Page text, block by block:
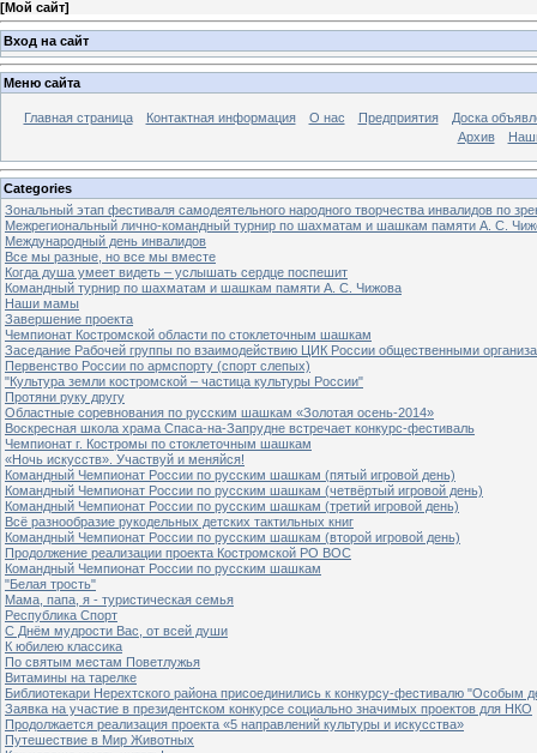
[Мой сайт]
Вход на сайт
Меню сайта
Главная страница Контактная информация О нас Предприятия
Доска
Архив
Categories
Зональный этап фестиваля самодеятельного народного творчества инвалидов по
Межрегиональный лично-командный турнир по шахматам и шашкам памяти А. С.
Международный день инвалидов
Все мы разные, но все мы вместе
Когда душа умеет видеть – услышать сердце поспешит
Командный турнир по шахматам и шашкам памяти А. С. Чижова
Наши мамы
Завершение проекта
Чемпионат Костромской области по стоклеточным шашкам
Заседание Рабочей группы по взаимодействию ЦИК России общественными
Первенство России по армспорту (спорт слепых)
"Культура земли костромской – частица культуры России"
Протяни руку другу
Областные соревнования по русским шашкам «Золотая осень-2014»
Воскресная школа храма Спаса-на-Запрудне встречает конкурс-фестиваль
Чемпионат г. Костромы по стоклеточным шашкам
«Ночь искусств». Участвуй и меняйся!
Командный Чемпионат России по русским шашкам (пятый игровой день)
Командный Чемпионат России по русским шашкам (четвёртый игровой день)
Командный Чемпионат России по русским шашкам (третий игровой день)
Всё разнообразие рукодельных детских тактильных книг
Командный Чемпионат России по русским шашкам (второй игровой день)
Продолжение реализации проекта Костромской РО ВОС
Командный Чемпионат России по русским шашкам
"Белая трость"
Мама, папа, я - туристическая семья
Республика Спорт
С Днём мудрости Вас, от всей души
К юбилею классика
По святым местам Поветлужья
Витамины на тарелке
Библиотекари Нерехтского района присоединились к конкурсу-фестивалю "Особым
Заявка на участие в президентском конкурсе социально значимых проектов для НКО
Продолжается реализация проекта «5 направлений культуры и искусства»
Путешествие в Мир Животных